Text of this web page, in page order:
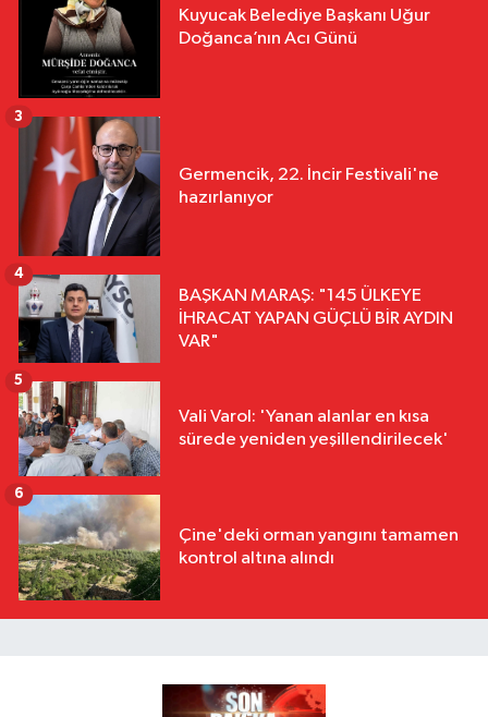
Kuyucak Belediye Başkanı Uğur
Doğanca’nın Acı Günü
Germencik, 22. İncir Festivali'ne
hazırlanıyor
3
BAŞKAN MARAŞ: "145 ÜLKEYE
İHRACAT YAPAN GÜÇLÜ BİR AYDIN
VAR"
4
Vali Varol: 'Yanan alanlar en kısa
sürede yeniden yeşillendirilecek'
5
Çine'deki orman yangını tamamen
kontrol altına alındı
6